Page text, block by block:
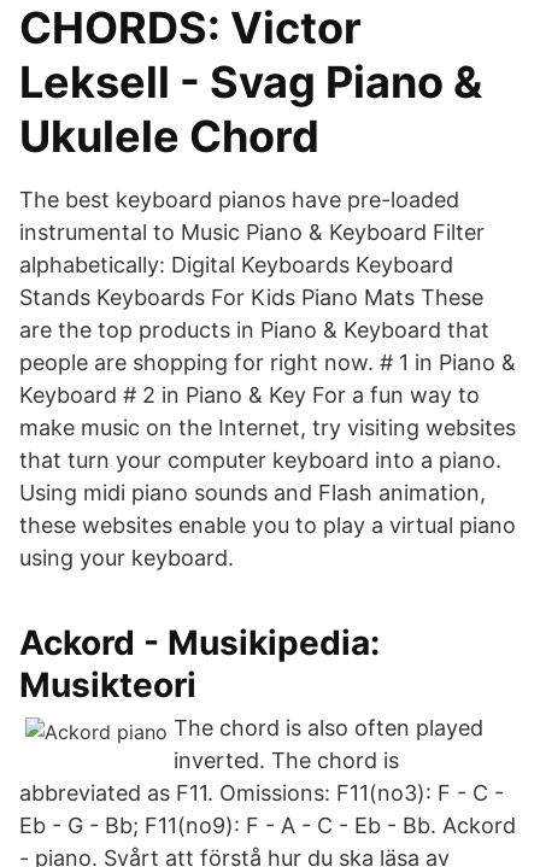
CHORDS: Victor
Leksell - Svag Piano &
Ukulele Chord
The best keyboard pianos have pre-loaded
instrumental to Music Piano & Keyboard Filter
alphabetically: Digital Keyboards Keyboard
Stands Keyboards For Kids Piano Mats These
are the top products in Piano & Keyboard that
people are shopping for right now. # 1 in Piano &
Keyboard # 2 in Piano & Key For a fun way to
make music on the Internet, try visiting websites
that turn your computer keyboard into a piano.
Using midi piano sounds and Flash animation,
these websites enable you to play a virtual piano
using your keyboard.
Ackord - Musikipedia:
Musikteori
The chord is also often played
inverted. The chord is
abbreviated as F11. Omissions: F11(no3): F - C -
Eb - G - Bb; F11(no9): F - A - C - Eb - Bb. Ackord
- piano. Svårt att förstå hur du ska läsa av